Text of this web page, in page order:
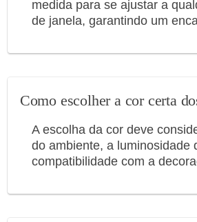
medida para se ajustar a
de janela, garantindo um
Como escolher a cor certa
A escolha da cor deve
do ambiente, a luminosidade
compatibilidade com a